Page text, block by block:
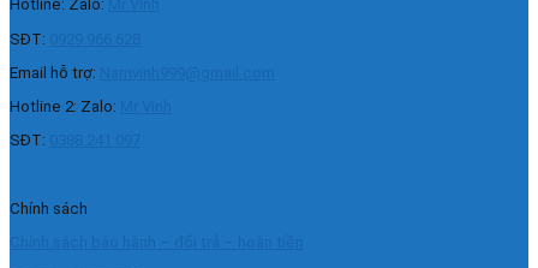
Hotline: Zalo:
SĐT:
Email hỗ trợ:
Hotline 2: Zalo:
SĐT:
Chính sách